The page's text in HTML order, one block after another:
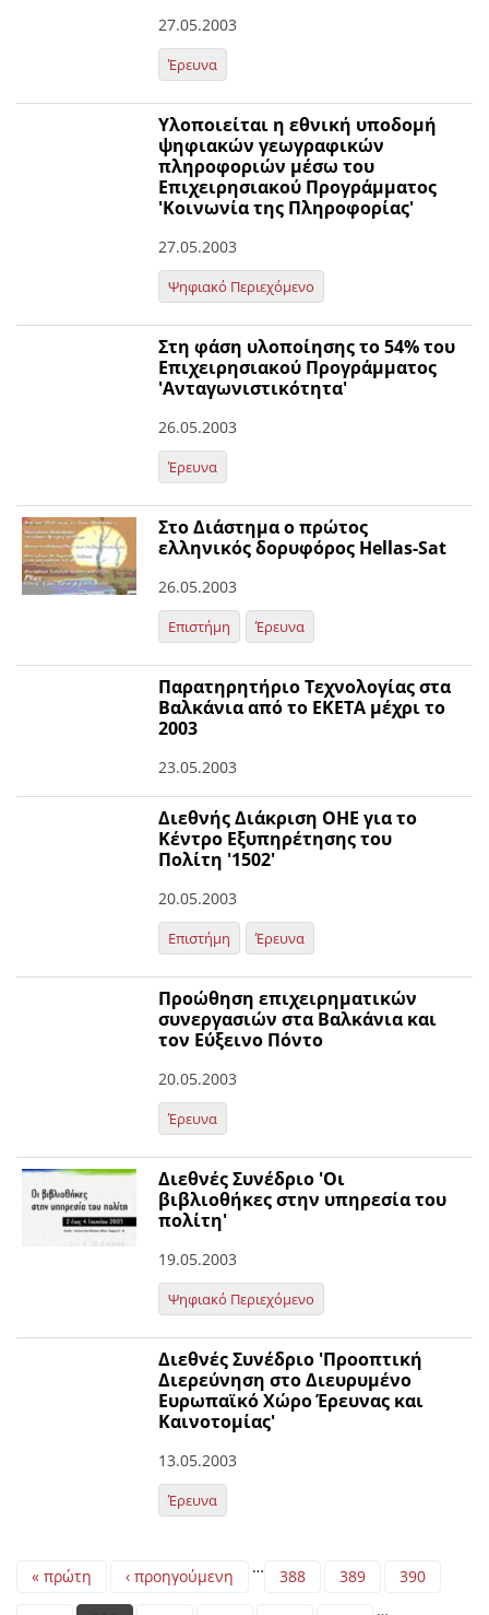
27.05.2003
Έρευνα
Υλοποιείται η εθνική υποδομή
ψηφιακών γεωγραφικών
πληροφοριών μέσω του
Επιχειρησιακού Προγράμματος
'Κοινωνία της Πληροφορίας'
27.05.2003
Ψηφιακό Περιεχόμενο
Στη φάση υλοποίησης το 54% του
Επιχειρησιακού Προγράμματος
'Ανταγωνιστικότητα'
26.05.2003
Έρευνα
Στο Διάστημα ο πρώτος
ελληνικός δορυφόρος Hellas-Sat
26.05.2003
Επιστήμη Έρευνα
Παρατηρητήριο Τεχνολογίας στα
Βαλκάνια από το ΕΚΕΤΑ μέχρι το
2003
23.05.2003
Διεθνής Διάκριση ΟΗΕ για το
Κέντρο Εξυπηρέτησης του
Πολίτη '1502'
20.05.2003
Επιστήμη Έρευνα
Προώθηση επιχειρηματικών
συνεργασιών στα Βαλκάνια και
τον Εύξεινο Πόντο
20.05.2003
Έρευνα
Διεθνές Συνέδριο 'Οι
βιβλιοθήκες στην υπηρεσία του
πολίτη'
19.05.2003
Ψηφιακό Περιεχόμενο
Διεθνές Συνέδριο 'Προοπτική
Διερεύνηση στο Διευρυμένο
Ευρωπαϊκό Χώρο Έρευνας και
Καινοτομίας'
13.05.2003
Έρευνα
Pages
« πρώτη ‹ προηγούμενη … 388 389 390
…